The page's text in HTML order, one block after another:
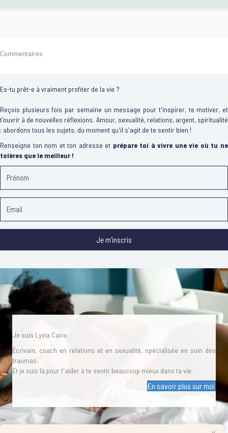
Commentaires
Es-tu prêt-e à vraiment profiter de la vie ?
Reçois plusieurs fois par semaine un message pour t'inspirer, te motiver, et
t'ouvrir à de nouvelles réflexions. Amour, sexualité, relations, argent, spiritualité
: abordons tous les sujets, du moment qu'il s'agit de te sentir bien !
Renseigne ton nom et ton adresse et prépare toi à vivre une vie où tu ne
tolères que le meilleur !
Je m'inscris
Je suis Lyvia Cairo
Écrivain, coach en relations et en sexualité, spécialisée en soin des
traumas.
Et je suis là pour t'aider à te sentir beaucoup mieux dans ta vie.
En savoir plus sur moi